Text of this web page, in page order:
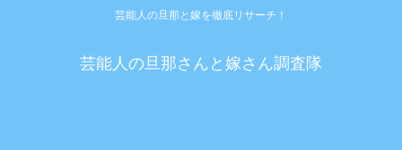
芸能人の旦那と嫁を徹底リサーチ！
芸能人の旦那さんと嫁さん調査隊